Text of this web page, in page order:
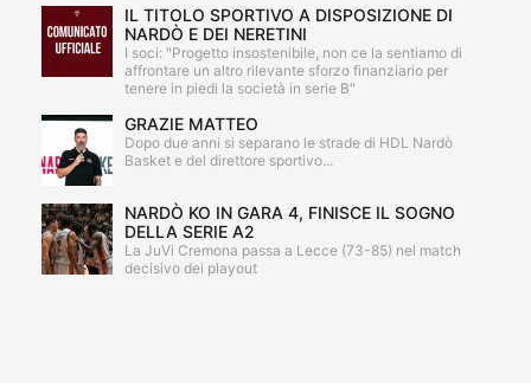
IL TITOLO SPORTIVO A DISPOSIZIONE DI
NARDÒ E DEI NERETINI
I soci: "Progetto insostenibile, non ce la sentiamo di
affrontare un altro rilevante sforzo finanziario per
tenere in piedi la società in serie B"
GRAZIE MATTEO
Dopo due anni si separano le strade di HDL Nardò
Basket e del direttore sportivo...
NARDÒ KO IN GARA 4, FINISCE IL SOGNO
DELLA SERIE A2
La JuVi Cremona passa a Lecce (73-85) nel match
decisivo dei playout